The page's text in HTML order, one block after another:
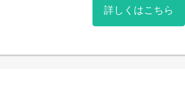
広く対応しています。
」「参観日なので午後から出勤したい」
詳しくはこちら